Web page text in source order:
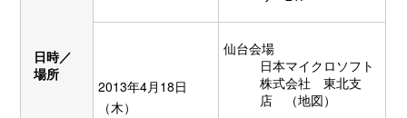
日時／
場所
2013年4月18日
（木）
仙台会場
日本マイクロソフト
株式会社 東北支
店 （地図）